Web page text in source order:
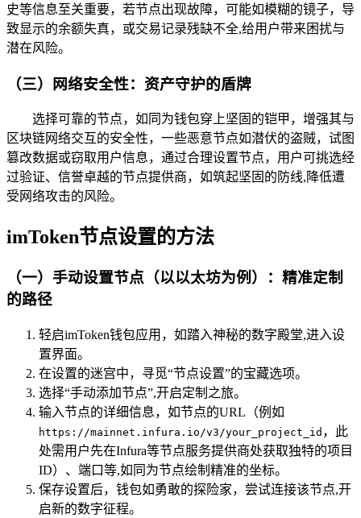
史等信息至关重要，若节点出现故障，可能如模糊的镜子，导
致显示的余额失真，或交易记录残缺不全,给用户带来困扰与
潜在风险。
（三）网络安全性：资产守护的盾牌
选择可靠的节点，如同为钱包穿上坚固的铠甲，增强其与
区块链网络交互的安全性，一些恶意节点如潜伏的盗贼，试图
篡改数据或窃取用户信息，通过合理设置节点，用户可挑选经
过验证、信誉卓越的节点提供商，如筑起坚固的防线,降低遭
受网络攻击的风险。
imToken节点设置的方法
（一）手动设置节点（以以太坊为例）：精准定制
的路径
轻启imToken钱包应用，如踏入神秘的数字殿堂,进入设
置界面。
在设置的迷宫中，寻觅“节点设置”的宝藏选项。
选择“手动添加节点”,开启定制之旅。
输入节点的详细信息，如节点的URL（例如
https://mainnet.infura.io/v3/your_project_id ，此
处需用户先在Infura等节点服务提供商处获取独特的项目
ID）、端口等,如同为节点绘制精准的坐标。
保存设置后，钱包如勇敢的探险家，尝试连接该节点,开
启新的数字征程。